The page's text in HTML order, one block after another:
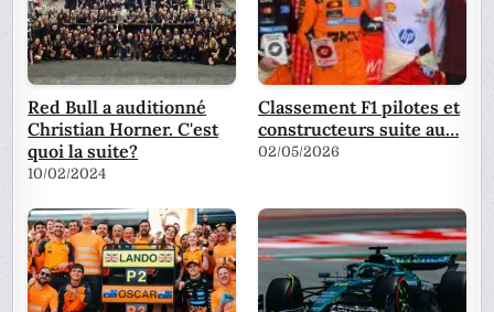
Red Bull a auditionné
Christian Horner. C'est
quoi la suite?
10/02/2024
Classement F1 pilotes et
constructeurs suite au…
02/05/2026